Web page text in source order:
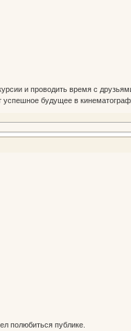
и проводить время с
успешное будущее в
полюбиться публике.